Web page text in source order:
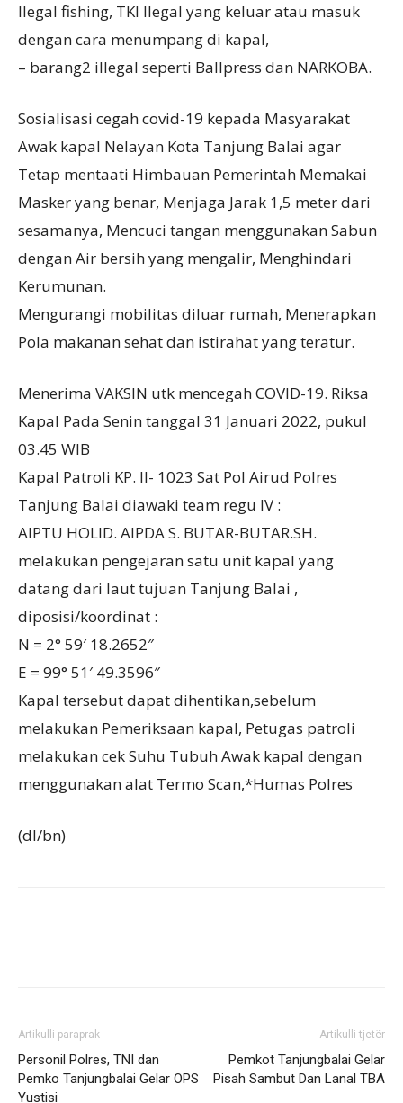
Ilegal fishing, TKI Ilegal yang keluar atau masuk
dengan cara menumpang di kapal,
– barang2 illegal seperti Ballpress dan NARKOBA.
Sosialisasi cegah covid-19 kepada Masyarakat
Awak kapal Nelayan Kota Tanjung Balai agar
Tetap mentaati Himbauan Pemerintah Memakai
Masker yang benar, Menjaga Jarak 1,5 meter dari
sesamanya, Mencuci tangan menggunakan Sabun
dengan Air bersih yang mengalir, Menghindari
Kerumunan.
Mengurangi mobilitas diluar rumah, Menerapkan
Pola makanan sehat dan istirahat yang teratur.
Menerima VAKSIN utk mencegah COVID-19. Riksa
Kapal Pada Senin tanggal 31 Januari 2022, pukul
03.45 WIB
Kapal Patroli KP. II- 1023 Sat Pol Airud Polres
Tanjung Balai diawaki team regu IV :
AIPTU HOLID. AIPDA S. BUTAR-BUTAR.SH.
melakukan pengejaran satu unit kapal yang
datang dari laut tujuan Tanjung Balai ,
diposisi/koordinat :
N = 2° 59′ 18.2652″
E = 99° 51′ 49.3596″
Kapal tersebut dapat dihentikan,sebelum
melakukan Pemeriksaan kapal, Petugas patroli
melakukan cek Suhu Tubuh Awak kapal dengan
menggunakan alat Termo Scan,*Humas Polres
(dl/bn)
Artikulli paraprak
Personil Polres, TNI dan
Pemko Tanjungbalai Gelar OPS
Yustisi
Artikulli tjetër
Pemkot Tanjungbalai Gelar
Pisah Sambut Dan Lanal TBA